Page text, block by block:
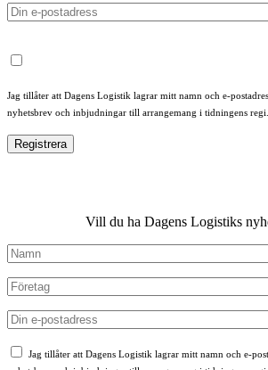
Jag tillåter att Dagens Logistik lagrar mitt namn och e-
nyhetsbrev och inbjudningar till arrangemang i tidningens regi.
Vill du ha Dagens Logistiks
Jag tillåter att Dagens Logistik lagrar mitt namn och e-